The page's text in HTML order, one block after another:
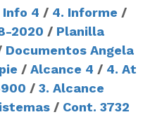
Info 4 / 4. Informe /
2020 / Planilla
Documentos Angela
/ Alcance 4 / 4. At
/ 3. Alcance
/ Cont. 3732